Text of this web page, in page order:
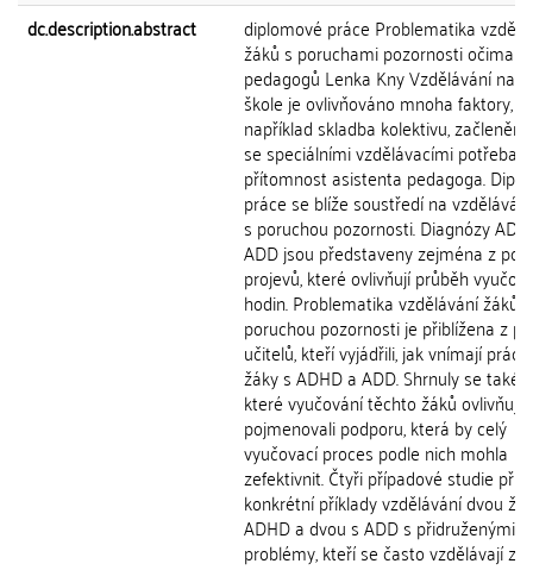
dc.description.abstract
diplomové práce Problematika
žáků s poruchami pozornosti očima
pedagogů Lenka Kny Vzdělávání na
škole je ovlivňováno mnoha faktory,
například skladba kolektivu, začlenění
se speciálními vzdělávacími
přítomnost asistenta pedagoga.
práce se blíže soustředí na
s poruchou pozornosti. Diagnózy
ADD jsou představeny zejména z
projevů, které ovlivňují průběh
hodin. Problematika vzdělávání žáků s
poruchou pozornosti je přiblížena z
učitelů, kteří vyjádřili, jak vnímají práci
žáky s ADHD a ADD. Shrnuly se také
které vyučování těchto žáků ovlivňují,
pojmenovali podporu, která by celý
vyučovací proces podle nich mohla
zefektivnit. Čtyři případové studie
konkrétní příklady vzdělávání dvou
ADHD a dvou s ADD s přidruženými
problémy, kteří se často vzdělávají za